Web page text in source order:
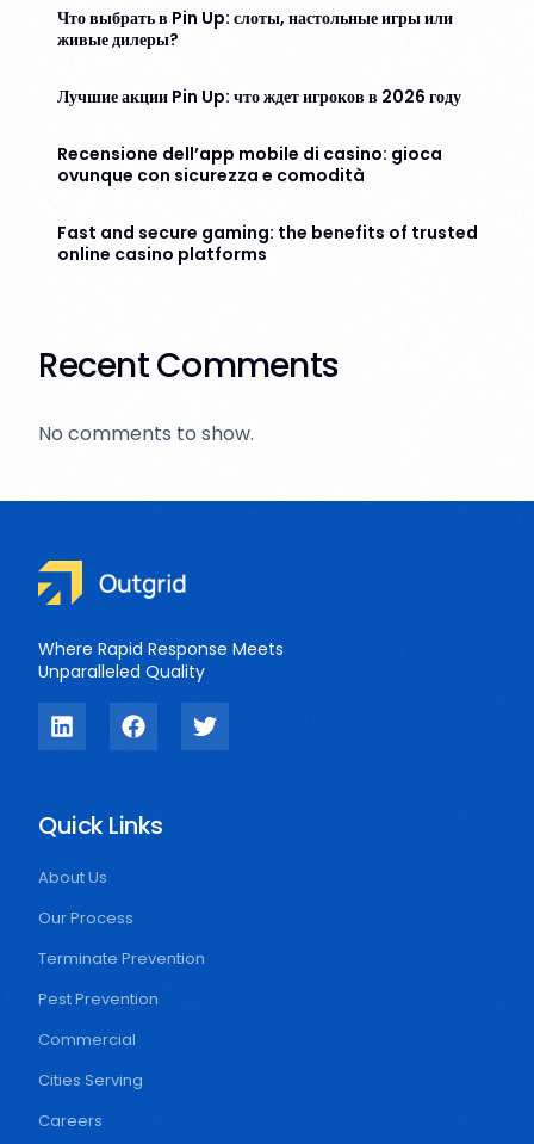
Что выбрать в Pin Up: слоты, настольные игры или
живые дилеры?
Лучшие акции Pin Up: что ждет игроков в 2026 году
Recensione dell’app mobile di casino: gioca
ovunque con sicurezza e comodità
Fast and secure gaming: the benefits of trusted
online casino platforms
Recent Comments
No comments to show.
Where Rapid Response Meets
Unparalleled Quality
Quick Links
About Us
Our Process
Terminate Prevention
Pest Prevention
Commercial
Cities Serving
Careers